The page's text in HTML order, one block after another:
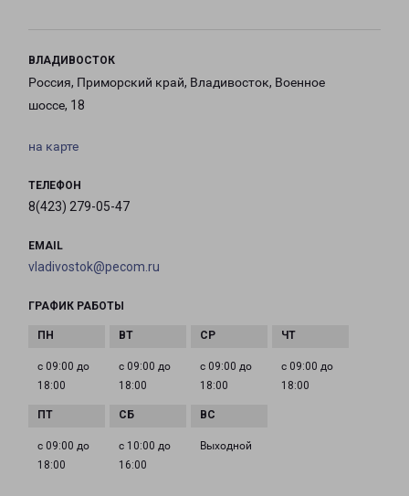
ВЛАДИВОСТОК
Россия, Приморский край, Владивосток, Военное
шоссе, 18
на карте
ТЕЛЕФОН
8(423) 279-05-47
EMAIL
vladivostok@pecom.ru
ГРАФИК РАБОТЫ
с 09:00 до
18:00
с 09:00 до
18:00
с 09:00 до
18:00
с 09:00 до
18:00
с 09:00 до
18:00
с 10:00 до
16:00
Выходной